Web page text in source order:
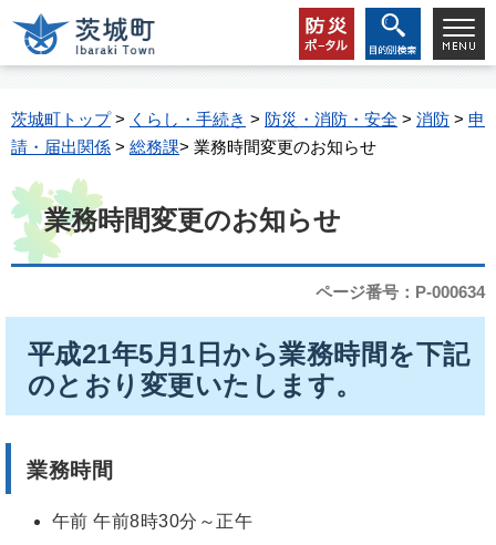
茨城町トップ> くらし・手続き > 防災・消防・安全 > 消防 > 申
請・届出関係 > 総務課> 業務時間変更のお知らせ
業務時間変更のお知らせ
ページ番号：P-000634
平成21年5月1日から業務時間を下記
のとおり変更いたします。
業務時間
午前 午前8時30分～正午